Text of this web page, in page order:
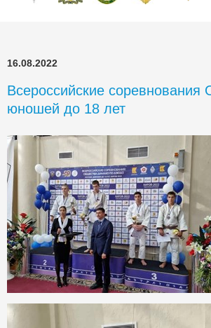
16.08.2022
Всероссийские
юношей до 18 лет